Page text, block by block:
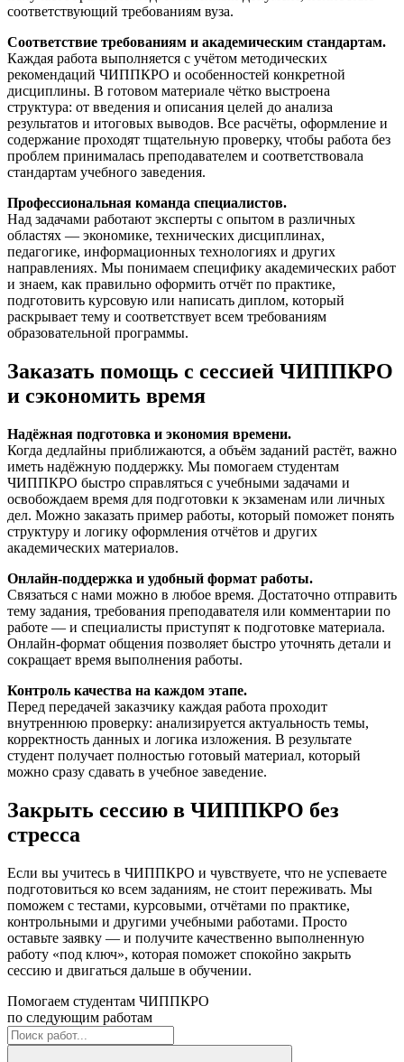
соответствующий требованиям вуза.
Соответствие требованиям и академическим стандартам.
Каждая работа выполняется с учётом методических
рекомендаций ЧИППКРО и особенностей конкретной
дисциплины. В готовом материале чётко выстроена
структура: от введения и описания целей до анализа
результатов и итоговых выводов. Все расчёты, оформление и
содержание проходят тщательную проверку, чтобы работа без
проблем принималась преподавателем и соответствовала
стандартам учебного заведения.
Профессиональная команда специалистов.
Над задачами работают эксперты с опытом в различных
областях — экономике, технических дисциплинах,
педагогике, информационных технологиях и других
направлениях. Мы понимаем специфику академических работ
и знаем, как правильно оформить отчёт по практике,
подготовить курсовую или написать диплом, который
раскрывает тему и соответствует всем требованиям
образовательной программы.
Заказать помощь с сессией ЧИППКРО
и сэкономить время
Надёжная подготовка и экономия времени.
Когда дедлайны приближаются, а объём заданий растёт, важно
иметь надёжную поддержку. Мы помогаем студентам
ЧИППКРО быстро справляться с учебными задачами и
освобождаем время для подготовки к экзаменам или личных
дел. Можно заказать пример работы, который поможет понять
структуру и логику оформления отчётов и других
академических материалов.
Онлайн-поддержка и удобный формат работы.
Связаться с нами можно в любое время. Достаточно отправить
тему задания, требования преподавателя или комментарии по
работе — и специалисты приступят к подготовке материала.
Онлайн-формат общения позволяет быстро уточнять детали и
сокращает время выполнения работы.
Контроль качества на каждом этапе.
Перед передачей заказчику каждая работа проходит
внутреннюю проверку: анализируется актуальность темы,
корректность данных и логика изложения. В результате
студент получает полностью готовый материал, который
можно сразу сдавать в учебное заведение.
Закрыть сессию в ЧИППКРО без
стресса
Если вы учитесь в ЧИППКРО и чувствуете, что не успеваете
подготовиться ко всем заданиям, не стоит переживать. Мы
поможем с тестами, курсовыми, отчётами по практике,
контрольными и другими учебными работами. Просто
оставьте заявку — и получите качественно выполненную
работу «под ключ», которая поможет спокойно закрыть
сессию и двигаться дальше в обучении.
Помогаем студентам ЧИППКРО
по следующим работам